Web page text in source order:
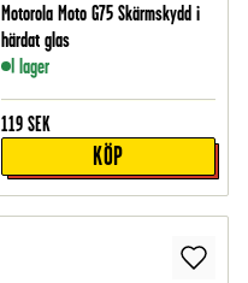
Motorola Moto G75 Skärmskydd i
härdat glas
I lager
119 SEK
KÖP